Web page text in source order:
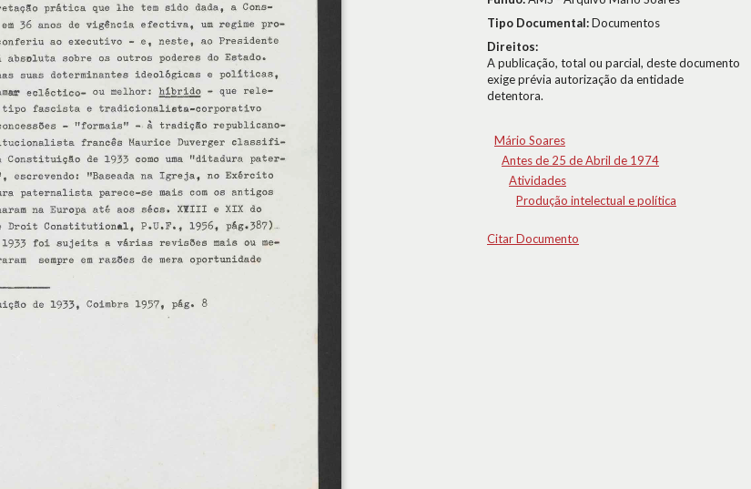
Tipo Documental:Documentos
Direitos:
A publicação, total ou parcial, deste documento
exige prévia autorização da entidade
detentora.
Mário Soares
Antes de 25 de Abril de 1974
Atividades
Produção intelectual e política
Citar Documento